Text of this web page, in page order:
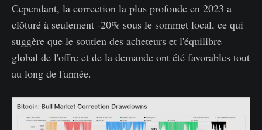
Cependant, la correction la plus profonde en 2023 a
clôturé à seulement -20% sous le sommet local, ce qui
suggère que le soutien des acheteurs et l'équilibre
global de l'offre et de la demande ont été favorables tout
au long de l'année.